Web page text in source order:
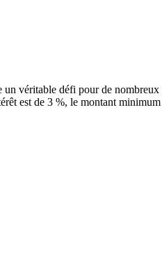
véritable défi pour de
est de 3 %, le montant